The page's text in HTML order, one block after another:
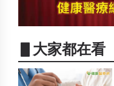
▋大家都在看